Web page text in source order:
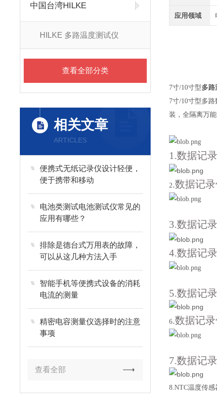
中国台湾HILKE
HILKE 多路温度测试仪
查看全部分类
相关文章
ARTICLES
便携式无纸记录仪设计轻便，
便于携带和移动
电池类测试电池测试仪常见的
应用有哪些？
排除是德台式万用表的故障，
可以从这几种方法入手
智能手机等便携式设备的消耗
电流的测量
精密电容测量仪选择时的注意
事项
查看全部
应用领域
7寸/10寸型多路
7寸/10寸型多路
装，全隔离万
1.数据记
2.数据记
3.数据记
4.数据记
5.数据记
6.数据记
7.数据记
8.NTC温度传感